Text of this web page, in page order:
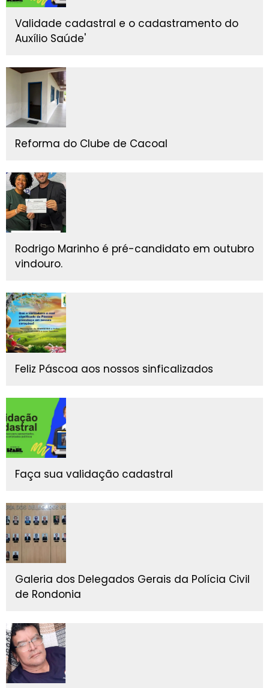
Validade cadastral e o cadastramento do
Auxílio Saúde'
Reforma do Clube de Cacoal
Rodrigo Marinho é pré-candidato em outubro
vindouro.
Feliz Páscoa aos nossos sinficalizados
Faça sua validação cadastral
Galeria dos Delegados Gerais da Polícia Civil
de Rondonia